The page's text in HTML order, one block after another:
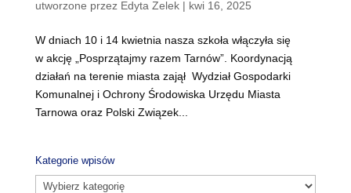
utworzone przez Edyta Zelek| kwi 16, 2025
W dniach 10 i 14 kwietnia nasza szkoła włączyła się
w akcję „Posprzątajmy razem Tarnów”. Koordynacją
działań na terenie miasta zajął Wydział Gospodarki
Komunalnej i Ochrony Środowiska Urzędu Miasta
Tarnowa oraz Polski Związek...
Kategorie wpisów
Kategorie